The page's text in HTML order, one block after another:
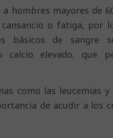
hombres mayores de
o fatiga, por
básicos de sangre
calcio elevado, que
como las leucemias
de acudir a los